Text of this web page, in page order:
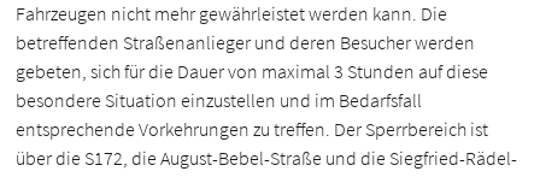
Fahrzeugen nicht mehr gewährleistet werden kann. Die
betreffenden Straßenanlieger und deren Besucher werden
gebeten, sich für die Dauer von maximal 3 Stunden auf diese
besondere Situation einzustellen und im Bedarfsfall
entsprechende Vorkehrungen zu treffen. Der Sperrbereich ist
über die S172, die August-Bebel-Straße und die Siegfried-Rädel-